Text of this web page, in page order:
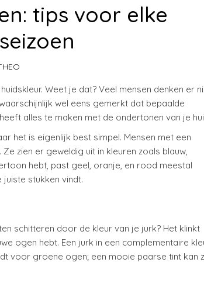
tips voor elke
Weet je dat? Veel mensen denken er
wel eens gemerkt dat bepaalde
alles te maken met de ondertonen van je
het is eigenlijk best simpel. Mensen met een
zien er geweldig uit in kleuren zoals blauw,
hebt, past geel, oranje, en rood meestal
stukken vindt.
schitteren door de kleur van je jurk? Het klinkt
ogen hebt. Een jurk in een complementaire
voor groene ogen; een mooie paarse tint kan